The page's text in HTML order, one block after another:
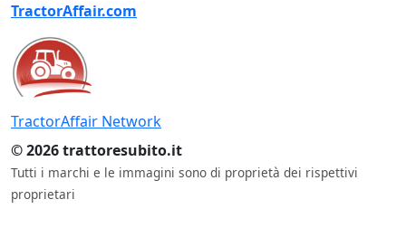
TractorAffair.com
TractorAffair Network
© 2026 trattoresubito.it
Tutti i marchi e le immagini sono di proprietà dei rispettivi
proprietari